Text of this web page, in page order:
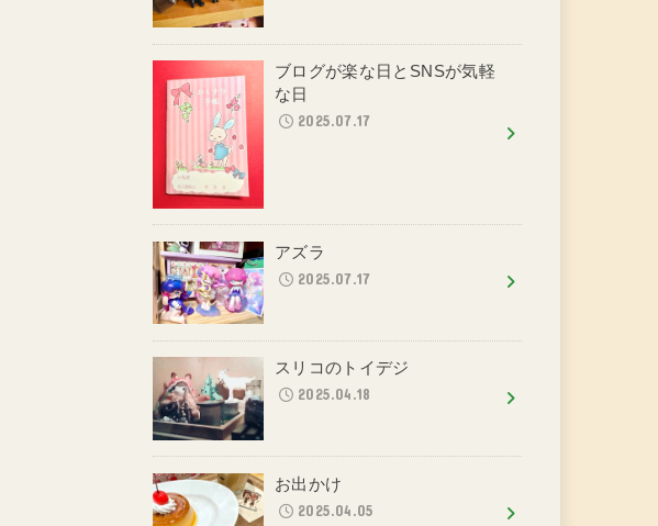
ブログが楽な日とSNSが気軽
な日
2025.07.17
アズラ
2025.07.17
スリコのトイデジ
2025.04.18
お出かけ
2025.04.05